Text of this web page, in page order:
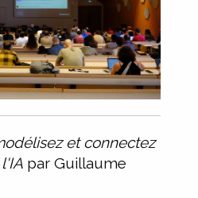
et connectez
par Guillaume